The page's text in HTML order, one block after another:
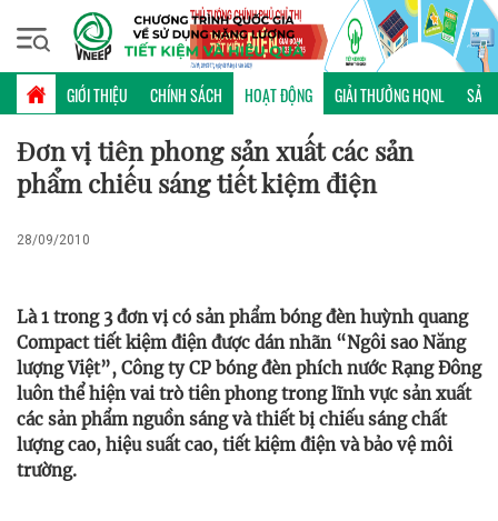
GIỚI THIỆU CHÍNH SÁCH HOẠT ĐỘNG GIẢI THƯỞNG HQNL SẢN
Chủ nhật, 09/08/2026 | 16:50 GMT+7
HOẠT ĐỘNG
Đơn vị tiên phong sản xuất các sản
phẩm chiếu sáng tiết kiệm điện
28/09/2010
Là 1 trong 3 đơn vị có sản phẩm bóng đèn huỳnh quang
Compact tiết kiệm điện được dán nhãn “Ngôi sao Năng
lượng Việt”, Công ty CP bóng đèn phích nước Rạng Đông
luôn thể hiện vai trò tiên phong trong lĩnh vực sản xuất
các sản phẩm nguồn sáng và thiết bị chiếu sáng chất
lượng cao, hiệu suất cao, tiết kiệm điện và bảo vệ môi
trường.